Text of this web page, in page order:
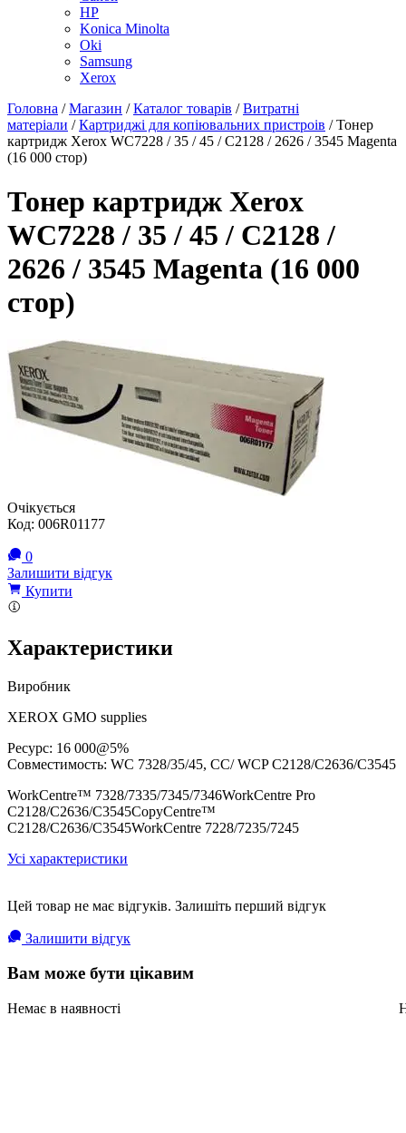
HP
Konica Minolta
Oki
Samsung
Xerox
Головна /Магазин /Каталог товарів /Витратні
матеріали /Картриджі для копіювальних пристроів / Тонер
картридж Xerox WC7228 / 35 / 45 / C2128 / 2626 / 3545 Magenta
(16 000 стор)
Тонер картридж Xerox
WC7228 / 35 / 45 / C2128 /
2626 / 3545 Magenta (16 000
стор)
Очікується
Код: 006R01177
0
Залишити відгук
Купити
Характеристики
Виробник
XEROX GMO supplies
Ресурс: 16 000@5%
Совместимость: WC 7328/35/45, CC/ WCP C2128/C2636/C3545
WorkCentre™ 7328/7335/7345/7346WorkCentre Pro
C2128/C2636/C3545CopyCentre™
C2128/C2636/C3545WorkCentre 7228/7235/7245
Усі характеристики
Цей товар не має відгуків. Залишіть перший відгук
Залишити відгук
Вам може бути цікавим
Немає в наявності